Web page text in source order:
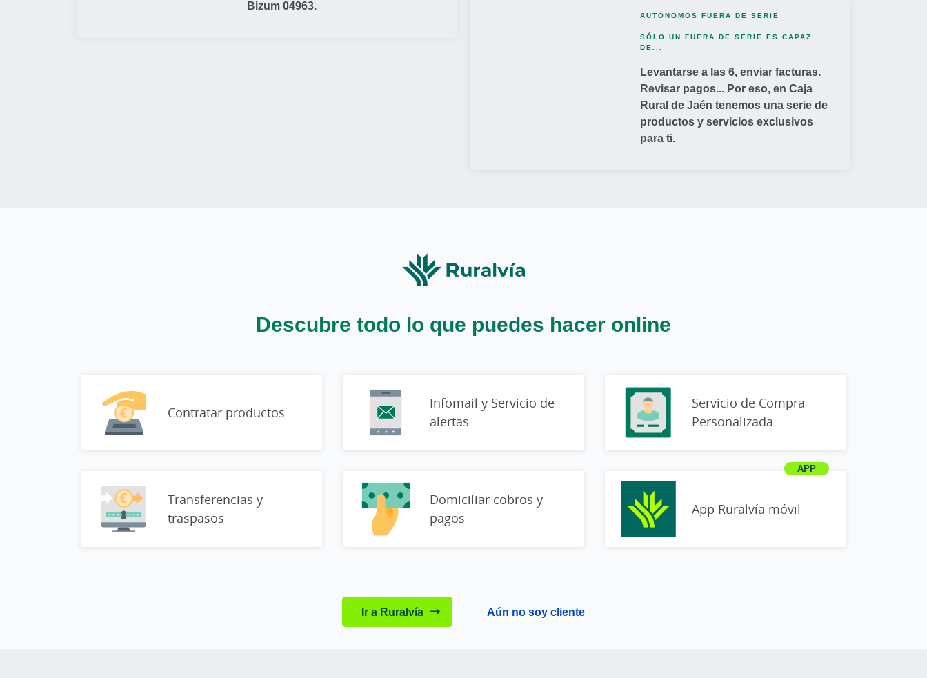
Bizum 04963.
AUTÓNOMOS FUERA DE SERIE
SÓLO UN FUERA DE SERIE ES CAPAZ
DE...
Levantarse a las 6, enviar facturas.
Revisar pagos... Por eso, en Caja
Rural de Jaén tenemos una serie de
productos y servicios exclusivos
para ti.
Descubre todo lo que puedes hacer online
Contratar productos
Infomail y Servicio de
alertas
Servicio de Compra
Personalizada
Transferencias y
traspasos
Domiciliar cobros y
pagos
App Ruralvía móvil
Ir a Ruralvía Aún no soy cliente